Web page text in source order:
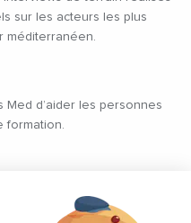
sur les acteurs les plus
méditerranéen.
Med d’aider les personnes
formation.
la Méditerranée.